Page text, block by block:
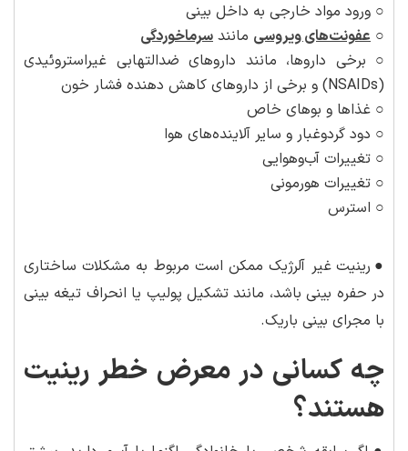
○ ورود مواد خارجی به داخل بینی
○ عفونت‌های ویروسی مانند سرماخوردگی
○ برخی داروها، مانند داروهای ضدالتهابی غیراستروئیدی
(NSAIDs) و برخی از داروهای کاهش دهنده فشار خون
○ غذاها و بوهای خاص
○ دود گردوغبار و سایر آلاینده‌های هوا
○ تغییرات آب‌وهوایی
○ تغییرات هورمونی
○ استرس
● رینیت غیر آلرژیک ممکن است مربوط به مشکلات ساختاری
در حفره بینی باشد، مانند تشکیل پولیپ یا انحراف تیغه بینی
با مجرای بینی باریک.
چه کسانی در معرض خطر رینیت
هستند؟